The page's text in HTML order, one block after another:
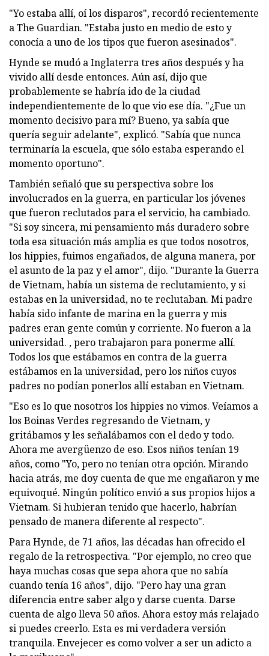
"Yo estaba allí, oí los disparos", recordó recientemente
a The Guardian. "Estaba justo en medio de esto y
conocía a uno de los tipos que fueron asesinados".
Hynde se mudó a Inglaterra tres años después y ha
vivido allí desde entonces. Aún así, dijo que
probablemente se habría ido de la ciudad
independientemente de lo que vio ese día. "¿Fue un
momento decisivo para mí? Bueno, ya sabía que
quería seguir adelante", explicó. "Sabía que nunca
terminaría la escuela, que sólo estaba esperando el
momento oportuno".
También señaló que su perspectiva sobre los
involucrados en la guerra, en particular los jóvenes
que fueron reclutados para el servicio, ha cambiado.
"Si soy sincera, mi pensamiento más duradero sobre
toda esa situación más amplia es que todos nosotros,
los hippies, fuimos engañados, de alguna manera, por
el asunto de la paz y el amor", dijo. "Durante la Guerra
de Vietnam, había un sistema de reclutamiento, y si
estabas en la universidad, no te reclutaban. Mi padre
había sido infante de marina en la guerra y mis
padres eran gente común y corriente. No fueron a la
universidad. , pero trabajaron para ponerme allí.
Todos los que estábamos en contra de la guerra
estábamos en la universidad, pero los niños cuyos
padres no podían ponerlos allí estaban en Vietnam.
"Eso es lo que nosotros los hippies no vimos. Veíamos a
los Boinas Verdes regresando de Vietnam, y
gritábamos y les señalábamos con el dedo y todo.
Ahora me avergüenzo de eso. Esos niños tenían 19
años, como "Yo, pero no tenían otra opción. Mirando
hacia atrás, me doy cuenta de que me engañaron y me
equivoqué. Ningún político envió a sus propios hijos a
Vietnam. Si hubieran tenido que hacerlo, habrían
pensado de manera diferente al respecto".
Para Hynde, de 71 años, las décadas han ofrecido el
regalo de la retrospectiva. "Por ejemplo, no creo que
haya muchas cosas que sepa ahora que no sabía
cuando tenía 16 años", dijo. "Pero hay una gran
diferencia entre saber algo y darse cuenta. Darse
cuenta de algo lleva 50 años. Ahora estoy más relajado
si puedes creerlo. Esta es mi verdadera versión
tranquila. Envejecer es como volver a ser un adicto a